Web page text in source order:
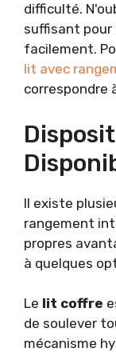
difficulté.
suffisant pour
facilement.
lit avec
correspondre
Il existe
rangement
propres
à quelques
Le lit coffre
de soulever
mécanisme